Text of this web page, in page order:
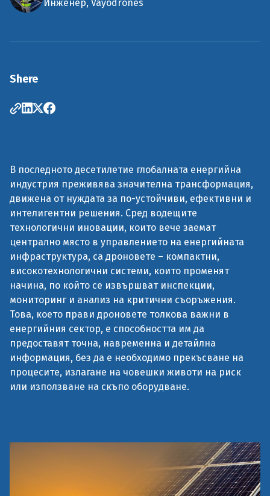
Инженер, Vayodrones
Shere
В последното десетилетие глобалната енергийна
индустрия преживява значителна трансформация,
движена от нуждата за по-устойчиви, ефективни и
интелигентни решения. Сред водещите
технологични иновации, които вече заемат
централно място в управлението на енергийната
инфраструктура, са дроновете – компактни,
високотехнологични системи, които променят
начина, по който се извършват инспекции,
мониторинг и анализ на критични съоръжения.
Това, което прави дроновете толкова важни в
енергийния сектор, е способността им да
предоставят точна, навременна и детайлна
информация, без да е необходимо прекъсване на
процесите, излагане на човешки животи на риск
или използване на скъпо оборудване.